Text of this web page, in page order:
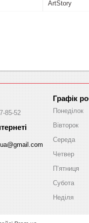
ArtStory
85-52
Графік
Понеділок
Вівторок
Середа
Четвер
Пʼятниця
Субота
Неділя